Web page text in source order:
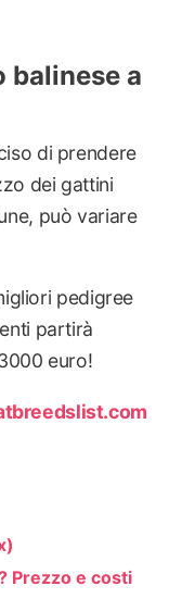
balinese a
di prendere
dei gattini
può variare
pedigree
partirà
euro!
Prezzo e costi